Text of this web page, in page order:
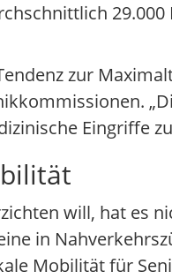
zur
Eingriffe
will, hat es
in
Mobilität für